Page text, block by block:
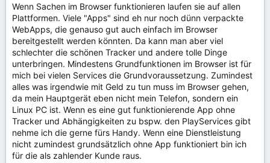
Wenn Sachen im Browser funktionieren laufen sie auf allen
Plattformen. Viele "Apps" sind eh nur noch dünn verpackte
WebApps, die genauso gut auch einfach im Browser
bereitgestellt werden könnten. Da kann man aber viel
schlechter die schönen Tracker und andere tolle Dinge
unterbringen. Mindestens Grundfunktionen im Browser ist für
mich bei vielen Services die Grundvoraussetzung. Zumindest
alles was irgendwie mit Geld zu tun muss im Browser gehen,
da mein Hauptgerät eben nicht mein Telefon, sondern ein
Linux PC ist. Wenn es eine gut funktionierende App ohne
Tracker und Abhängigkeiten zu bspw. den PlayServices gibt
nehme ich die gerne fürs Handy. Wenn eine Dienstleistung
nicht zumindest grundsätzlich ohne App funktioniert bin ich
für die als zahlender Kunde raus.